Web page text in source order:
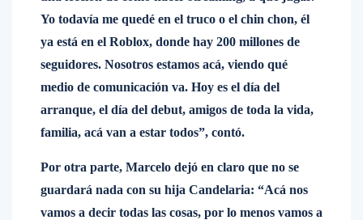
Yo todavía me quedé en el truco o el chin chon, él
ya está en el Roblox, donde hay 200 millones de
seguidores. Nosotros estamos acá, viendo qué
medio de comunicación va. Hoy es el día del
arranque, el día del debut, amigos de toda la vida,
familia, acá van a estar todos”, contó.
Por otra parte, Marcelo dejó en claro que no se
guardará nada con su hija Candelaria: “Acá nos
vamos a decir todas las cosas, por lo menos vamos a